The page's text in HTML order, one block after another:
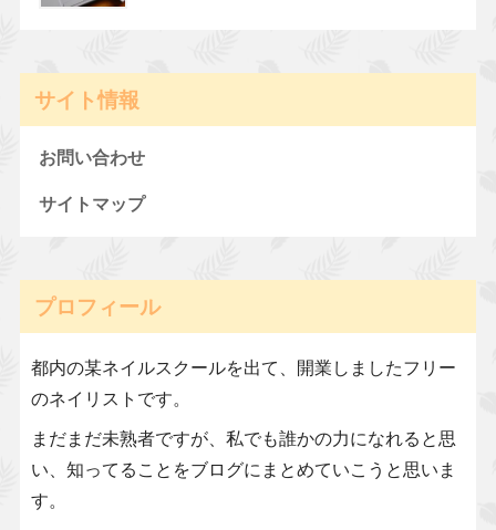
サイト情報
お問い合わせ
サイトマップ
プロフィール
都内の某ネイルスクールを出て、開業しましたフリー
のネイリストです。
まだまだ未熟者ですが、私でも誰かの力になれると思
い、知ってることをブログにまとめていこうと思いま
す。